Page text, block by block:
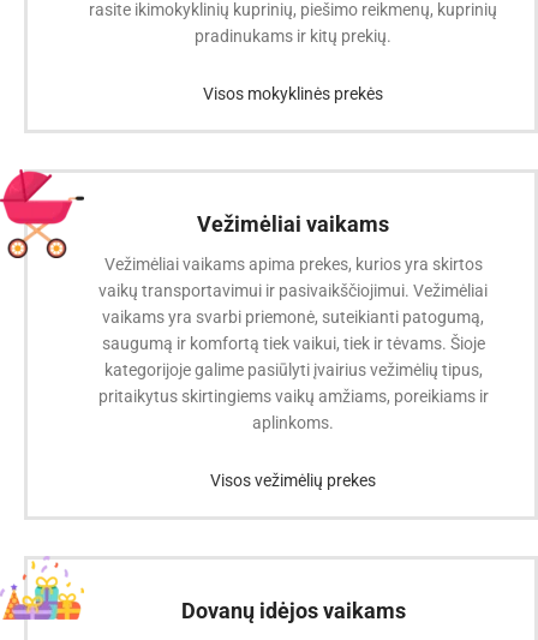
rasite ikimokyklinių kuprinių, piešimo reikmenų, kuprinių
pradinukams ir kitų prekių.
Visos mokyklinės prekės
Vežimėliai vaikams
Vežimėliai vaikams apima prekes, kurios yra skirtos
vaikų transportavimui ir pasivaikščiojimui. Vežimėliai
vaikams yra svarbi priemonė, suteikianti patogumą,
saugumą ir komfortą tiek vaikui, tiek ir tėvams. Šioje
kategorijoje galime pasiūlyti įvairius vežimėlių tipus,
pritaikytus skirtingiems vaikų amžiams, poreikiams ir
aplinkoms.
Visos vežimėlių prekes
Dovanų idėjos vaikams